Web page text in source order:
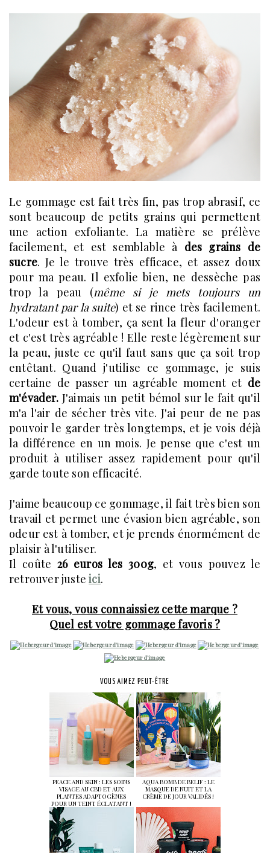
Le gommage est fait très fin, pas trop abrasif, ce
sont beaucoup de petits grains qui permettent
une action exfoliante. La matière se prélève
facilement, et est semblable à des grains de
sucre. Je le trouve très efficace, et assez doux
pour ma peau. Il exfolie bien, ne dessèche pas
trop la peau (même si je mets toujours un
hydratant par la suite) et se rince très facilement.
L'odeur est à tomber, ça sent la fleur d'oranger
et c'est très agréable ! Elle reste légèrement sur
la peau, juste ce qu'il faut sans que ça soit trop
entêtant. Quand j'utilise ce gommage, je suis
certaine de passer un agréable moment et de
m'évader.J'aimais un petit bémol sur le fait qu'il
m'a l'air de sécher très vite. J'ai peur de ne pas
pouvoir le garder très longtemps, et je vois déjà
la différence en un mois. Je pense que c'est un
produit à utiliser assez rapidement pour qu'il
garde toute son efficacité.
J'aime beaucoup ce gommage, il fait très bien son
travail et permet une évasion bien agréable, son
odeur est à tomber, et je prends énormément de
plaisir à l'utiliser.
Il coûte 26 euros les 300g, et vous pouvez le
retrouver justeici.
Et vous, vous connaissiez cette marque ?
Quel est votre gommage favoris ?
VOUS AIMEZ PEUT-ÊTRE
PEACE AND SKIN : LES SOINS
VISAGE AU CBD ET AUX
PLANTES ADAPTOGÈNES
POUR UN TEINT ÉCLATANT !
AQUA BOMB DE BELIF : LE
MASQUE DE NUIT ET LA
CRÈME DE JOUR VALIDÉS !